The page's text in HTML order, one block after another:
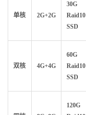
单核 2G+2G
30G
Raid10
SSD
双核 4G+4G
60G
Raid10
SSD
120G